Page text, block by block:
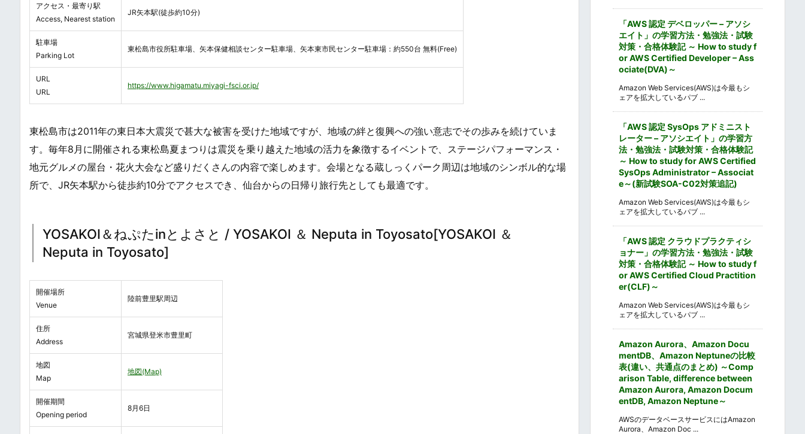
アクセス・最寄り駅
Access, Nearest station
JR矢本駅(徒歩約10分)
駐車場
Parking Lot
東松島市役所駐車場、矢本保健相談センター駐車場、矢本東市民センター駐車場：約550台 無料(Free)
URL
URL
https://www.higamatu.miyagi-fsci.or.jp/
東松島市は2011年の東日本大震災で甚大な被害を受けた地域ですが、地域の絆と復興への強い意志でその歩みを続けていま
す。毎年8月に開催される東松島夏まつりは震災を乗り越えた地域の活力を象徴するイベントで、ステージパフォーマンス・
地元グルメの屋台・花火大会など盛りだくさんの内容で楽しめます。会場となる蔵しっくパーク周辺は地域のシンボル的な場
所で、JR矢本駅から徒歩約10分でアクセスでき、仙台からの日帰り旅行先としても最適です。
YOSAKOI＆ねぷたinとよさと / YOSAKOI ＆ Neputa in Toyosato[YOSAKOI ＆
Neputa in Toyosato]
開催場所
Venue
陸前豊里駅周辺
住所
Address
宮城県登米市豊里町
地図
Map
地図(Map)
開催期間
Opening period
8月6日
「AWS 認定 デベロッパー – アソシ
エイト」の学習方法・勉強法・試験
対策・合格体験記 ～ How to study f
or AWS Certified Developer – Ass
ociate(DVA)～
Amazon Web Services(AWS)は今最もシ
ェアを拡大しているパブ ...
「AWS 認定 SysOps アドミニスト
レーター – アソシエイト」の学習方
法・勉強法・試験対策・合格体験記
～ How to study for AWS Certified
SysOps Administrator – Associat
e～(新試験SOA-C02対策追記)
Amazon Web Services(AWS)は今最もシ
ェアを拡大しているパブ ...
「AWS 認定 クラウドプラクティシ
ョナー」の学習方法・勉強法・試験
対策・合格体験記 ～ How to study f
or AWS Certified Cloud Practition
er(CLF)～
Amazon Web Services(AWS)は今最もシ
ェアを拡大しているパブ ...
Amazon Aurora、Amazon Docu
mentDB、Amazon Neptuneの比較
表(違い、共通点のまとめ) ～Comp
arison Table, difference between
Amazon Aurora, Amazon Docum
entDB, Amazon Neptune～
AWSのデータベースサービスにはAmazon
Aurora、Amazon Doc ...